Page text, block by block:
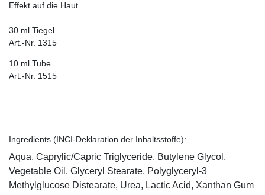
Effekt auf die Haut.
30 ml Tiegel
Art.-Nr. 1315
10 ml Tube
Art.-Nr. 1515
Ingredients (INCI-Deklaration der Inhaltsstoffe):
Aqua, Caprylic/Capric Triglyceride, Butylene Glycol,
Vegetable Oil, Glyceryl Stearate, Polyglyceryl-3
Methylglucose Distearate, Urea, Lactic Acid, Xanthan Gum